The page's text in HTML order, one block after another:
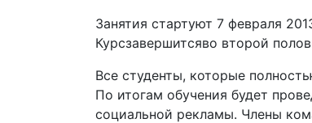
Занятия стартуют 7 февраля
Курсзавершитсяво второй
Все студенты, которые
По итогам обучения будет
социальной рекламы. Члены